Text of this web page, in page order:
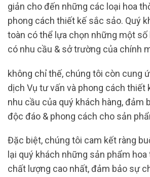
giản cho đến những các loại hoa
phong cách thiết kế sắc sảo. Quý
toàn có thể lựa chọn những một số
có nhu cầu & sở trường của chính
không chỉ thế, chúng tôi còn cung
dịch Vụ tư vấn và phong cách thiết
nhu cầu của quý khách hàng, đảm
độc đáo & phong cách cho sản
Đặc biệt, chúng tôi cam kết ràng
lại quý khách những sản phẩm
chất lượng cao nhất, đảm bảo sự